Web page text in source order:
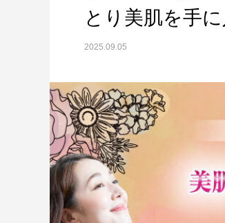
「
とり美肌を手に
2025.09.05